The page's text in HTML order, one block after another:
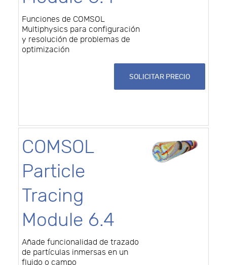
Funciones de COMSOL
Multiphysics para configuración
y resolución de problemas de
optimización
SOLICITAR PRECIO
COMSOL
Particle
Tracing
Module 6.4
Añade funcionalidad de trazado
de partículas inmersas en un
fluido o campo